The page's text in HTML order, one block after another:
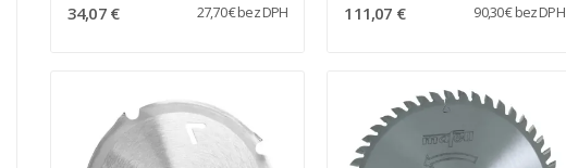
34,07 € 27,70 € bez DPH 111,07 € 90,30 € bez DPH